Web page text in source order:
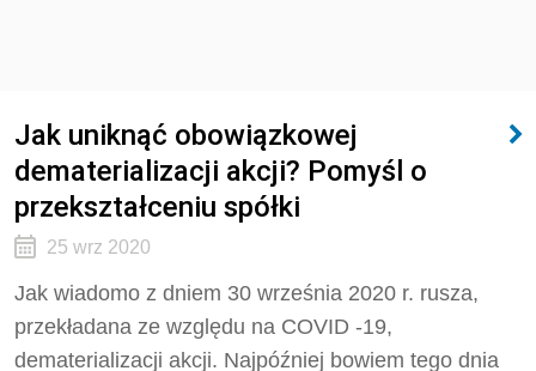
Jak uniknąć obowiązkowej
dematerializacji akcji? Pomyśl o
przekształceniu spółki
25 wrz 2020
Jak wiadomo z dniem 30 września 2020 r. rusza,
przekładana ze względu na COVID -19,
dematerializacji akcji. Najpóźniej bowiem tego dnia